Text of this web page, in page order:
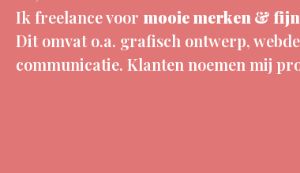
Ik freelance voor mooie merken &
Dit omvat o.a. grafisch ontwerp,
communicatie. Klanten noemen mij